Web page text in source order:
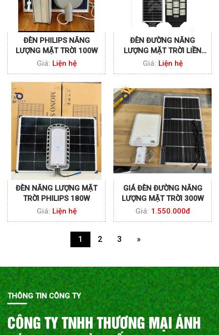
ĐÈN PHILIPS NĂNG
LƯỢNG MẶT TRỜI 100W
Giá: Liện hệ
ĐÈN ĐƯỜNG NĂNG
LƯỢNG MẶT TRỜI LIỀN
THỂ UFO 120W
Giá: Liện hệ
ĐÈN NĂNG LƯỢNG MẶT
TRỜI PHILIPS 180W
Giá: Liện hệ
GIÁ ĐÈN ĐƯỜNG NĂNG
LƯỢNG MẶT TRỜI 300W
Giá: 1.550.000đ
1 2 3 »
THÔNG TIN CÔNG TY
CÔNG TY TNHH THƯƠNG MẠI ÁNH